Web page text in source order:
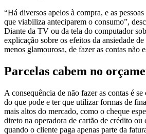
“Há diversos apelos à compra, e as
que viabiliza anteciparem o consumo”,
Diante da TV ou da tela do computador
explicação sobre os efeitos da ansiedade
menos glamourosa, de fazer as contas não
Parcelas cabem no
A consequência de não fazer as contas é
do que pode e ter que utilizar formas de
mais altos do mercado, como o cheque
direto na operadora de cartão de crédito
quando o cliente paga apenas parte da